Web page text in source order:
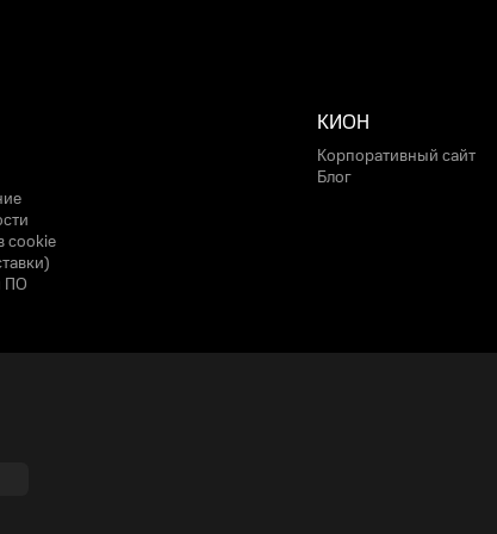
cookie
ПО
КИОН
Корпоративный сайт
Блог